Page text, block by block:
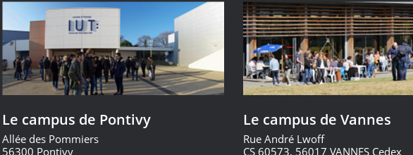
Le campus de Pontivy
Allée des Pommiers
56300 Pontivy
Le campus de Vannes
Rue André Lwoff
CS 60573, 56017 VANNES Cedex